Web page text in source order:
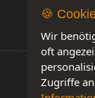
🍪
Wir
oft
Zugriffe